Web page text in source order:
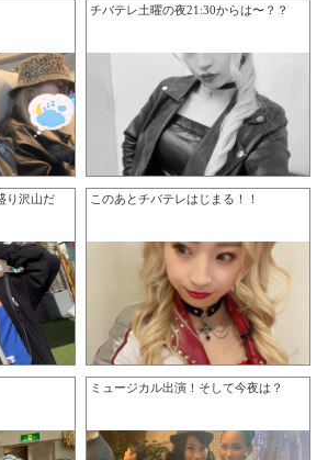
チバテレ土曜の夜21:30からは〜？？
り沢山だ
このあとチバテレはじまる！！
ミュージカル出演！そして今夜は？